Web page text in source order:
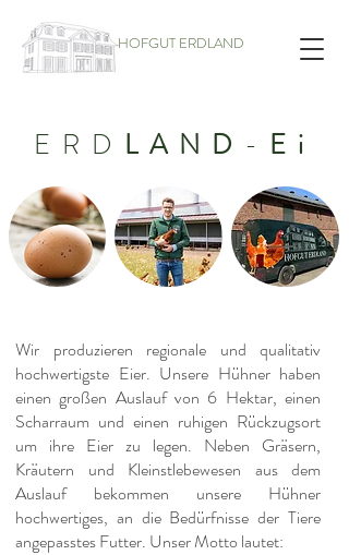
HOFGUT ERDLAND
ERD LAND - Ei
Wir produzieren regionale und qualitativ
hochwertigste Eier. Unsere Hühner haben
einen großen Auslauf von 6 Hektar, einen
Scharraum und einen ruhigen Rückzugsort
um ihre Eier zu legen. Neben Gräsern,
Kräutern und Kleinstlebewesen aus dem
Auslauf bekommen unsere Hühner
hochwertiges, an die Bedürfnisse der Tiere
angepasstes Futter. Unser Motto lautet: